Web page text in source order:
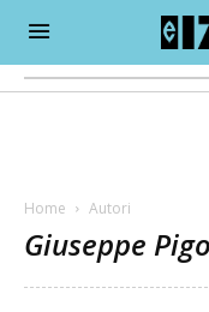
Home Autori
Giuseppe